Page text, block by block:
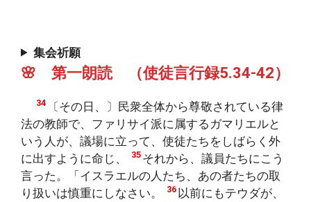
集会祈願
🌸 第一朗読 （使徒言行録5.34-42）
34
〔その日、〕民衆全体から尊敬されている律
法の教師で、ファリサイ派に属するガマリエルと
いう人が、議場に立って、使徒たちをしばらく外
に出すように命じ、
35 それから、議員たちにこう
言った。「イスラエルの人たち、あの者たちの取
り扱いは慎重にしなさい。
36 以前にもテウダが、